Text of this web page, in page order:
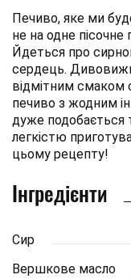
Печиво, яке ми
не на одне
Йдеться про
сердець.
відмітним смаком
печиво з жодним
дуже подобається
легкістю
цьому рецепту!
Інгредієнти
Сир
Вершкове масло